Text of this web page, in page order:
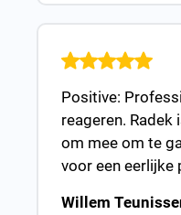
Positive:
reageren. Radek
om mee om te
voor een eerlijke
Willem